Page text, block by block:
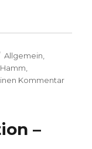
Kategorien
Allgemein,
Hamm,
Kommentarzu
–